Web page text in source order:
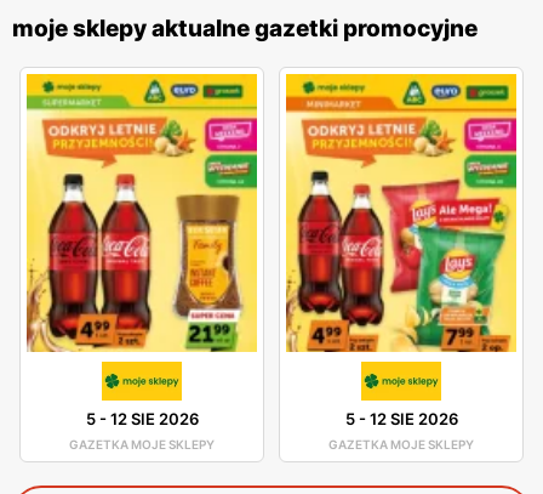
moje sklepy aktualne gazetki promocyjne
5-12 SIE 2026
GAZETKA MOJE SKLEPY
5-12 SIE 2026
GAZETKA MOJE SKLEPY